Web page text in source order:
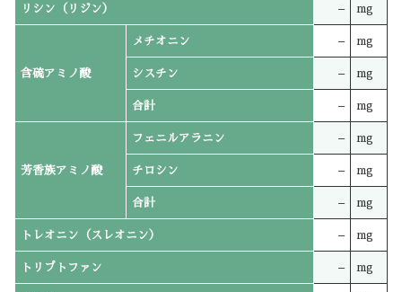
リシン（リジン） – mg
含硫アミノ酸
メチオニン – mg
シスチン – mg
合計 – mg
芳香族アミノ酸
フェニルアラニン – mg
チロシン – mg
合計 – mg
トレオニン（スレオニン） – mg
トリプトファン – mg